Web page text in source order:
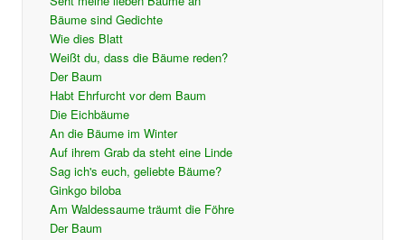
Bäume sind Gedichte
Wie dies Blatt
Weißt du, dass die Bäume reden?
Der Baum
Habt Ehrfurcht vor dem Baum
Die Eichbäume
An die Bäume im Winter
Auf ihrem Grab da steht eine Linde
Sag ich's euch, geliebte Bäume?
Ginkgo biloba
Am Waldessaume träumt die Föhre
Der Baum